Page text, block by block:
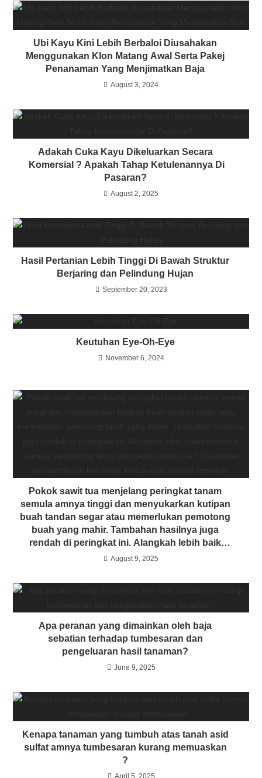
Ubi Kayu Kini Lebih Berbaloi Diusahakan
Menggunakan Klon Matang Awal Serta Pakej
Penanaman Yang Menjimatkan Baja
August 3, 2024
Adakah Cuka Kayu Dikeluarkan Secara
Komersial ? Apakah Tahap Ketulenannya Di
Pasaran?
August 2, 2025
Hasil Pertanian Lebih Tinggi Di Bawah Struktur
Berjaring dan Pelindung Hujan
September 20, 2023
Keutuhan Eye-Oh-Eye
November 6, 2024
Pokok sawit tua menjelang peringkat tanam
semula amnya tinggi dan menyukarkan kutipan
buah tandan segar atau memerlukan pemotong
buah yang mahir. Tambahan hasilnya juga
rendah di peringkat ini. Alangkah lebih baik
menanam semula berbanding terus mengekal
untuk kedua-dua amalan tersebut.
August 9, 2025
Apa peranan yang dimainkan oleh baja
sebatian terhadap tumbesaran dan
pengeluaran hasil tanaman?
June 9, 2025
Kenapa tanaman yang tumbuh atas tanah asid
sulfat amnya tumbesaran kurang memuaskan
?
April 5, 2025